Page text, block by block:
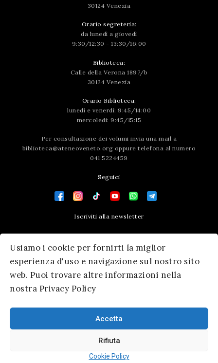
Usiamo i cookie per fornirti la miglior
esperienza d'uso e navigazione sul nostro sito
web. Puoi trovare altre informazioni nella
nostra Privacy Policy
Accetta
Rifiuta
Cookie Policy
30124 Venezia
Orario segreteria:
da lunedì a giovedì
9:30/12:30 - 13:30/16:00
Biblioteca:
Calle della Verona 1897/b
30124 Venezia
Orario Biblioteca:
lunedì e venerdì: 9:45/14:00
mercoledì: 9:45/15:15
Per consultazione dei volumi invia una mail a
biblioteca@ateneoveneto.org oppure telefona al numero
041 5224459
Seguici
Iscriviti alla newsletter
Contatti